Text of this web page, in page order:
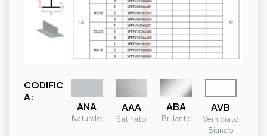
CODIFIC
A:
ANA
Naturale
AAA
Satinato
ABA
Brillante
AVB
Verniciato
Bianco